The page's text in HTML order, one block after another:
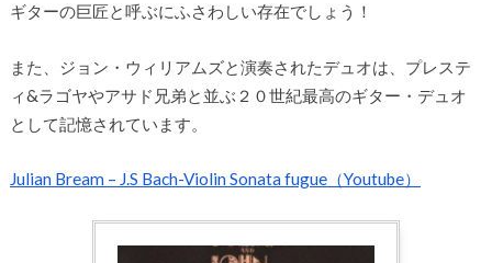
ギターの巨匠と呼ぶにふさわしい存在でしょう！
また、ジョン・ウィリアムズと演奏されたデュオは、プレステ
ィ&ラゴヤやアサド兄弟と並ぶ２０世紀最高のギター・デュオ
として記憶されています。
Julian Bream – J.S Bach-Violin Sonata fugue（Youtube）